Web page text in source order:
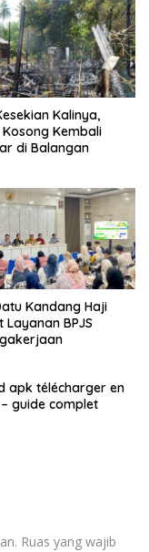
Kalinya,
Kosong Kembali
di Balangan
Kandang Haji
Layanan BPJS
apk télécharger en
guide complet
Ruas yang wajib